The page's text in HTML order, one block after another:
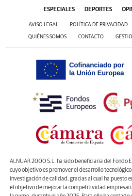
ESPECIALES DEPORTES
AVISO LEGAL POLÍTICA DE PRIVACIDAD
QUIÉNES SOMOS CONTACTO
ALNUAR 2000 S.L. ha sido beneficiaria del Fondo
cuyo objetivo es promover el desarrollo
investigación de calidad, gracias al cual ha puesto
el objetivo de mejorar la competitividad